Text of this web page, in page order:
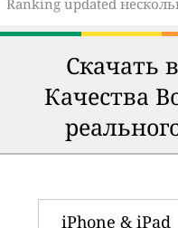
Ranking updated
Скачать
Качества
iPhone & iPad